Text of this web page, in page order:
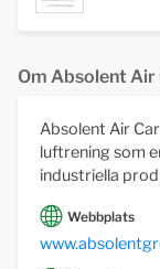
Om Absolent Air
Absolent Air
luftrening som
industriella
Webbplats